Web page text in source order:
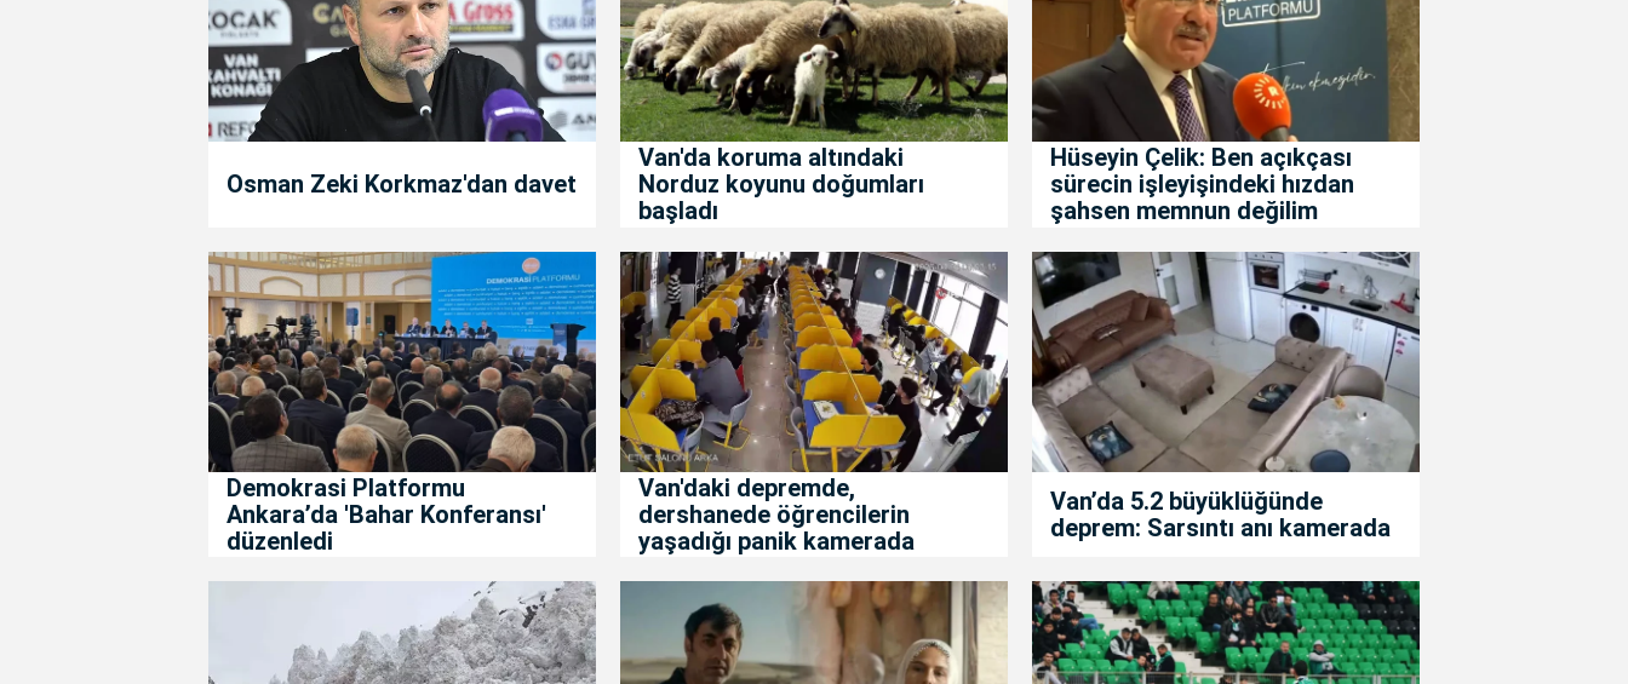
Osman Zeki Korkmaz'dan davet
Van'da koruma altındaki
Norduz koyunu doğumları
başladı
Hüseyin Çelik: Ben açıkçası
sürecin işleyişindeki hızdan
şahsen memnun değilim
Demokrasi Platformu
Ankara’da 'Bahar Konferansı'
düzenledi
Van'daki depremde,
dershanede öğrencilerin
yaşadığı panik kamerada
Van’da 5.2 büyüklüğünde
deprem: Sarsıntı anı kamerada